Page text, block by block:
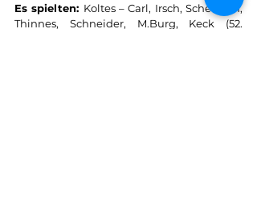
Es spielten: Koltes – Carl, Irsch, Schettgen,
Thinnes, Schneider, M.Burg, Keck (52.